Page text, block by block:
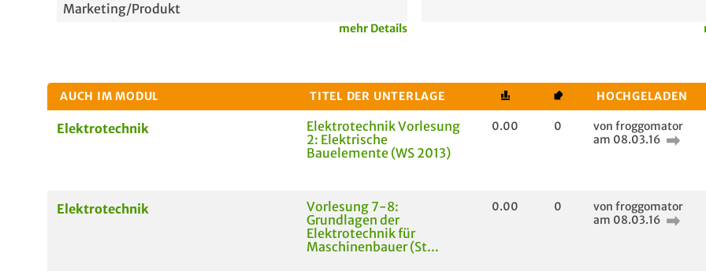
Marketing/Produkt
mehr Details
AUCH IM MODUL TITEL DER UNTERLAGE HOCHGELADEN
Elektrotechnik
Elektrotechnik Vorlesung
2: Elektrische
Bauelemente (WS 2013)
0.00 0
von froggomator
am 08.03.16
Elektrotechnik
Vorlesung 7-8:
Grundlagen der
Elektrotechnik für
Maschinenbauer (St...
0.00 0
von froggomator
am 08.03.16